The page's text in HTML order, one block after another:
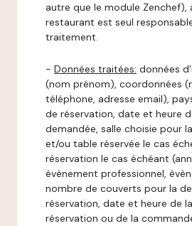
autre que le module Zenchef),
restaurant est seul
traitement.
- Données traitées: données
(nom prénom), coordonnées
téléphone, adresse email),
de réservation, date et heure
demandée, salle choisie pour
et/ou table réservée le cas
réservation le cas échéant
évènement professionnel,
nombre de couverts pour la
réservation, date et heure de
réservation ou de la